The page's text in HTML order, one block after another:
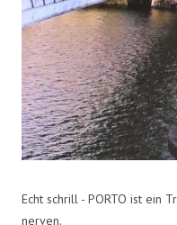
Echt schrill - PORTO ist ein
nerven.